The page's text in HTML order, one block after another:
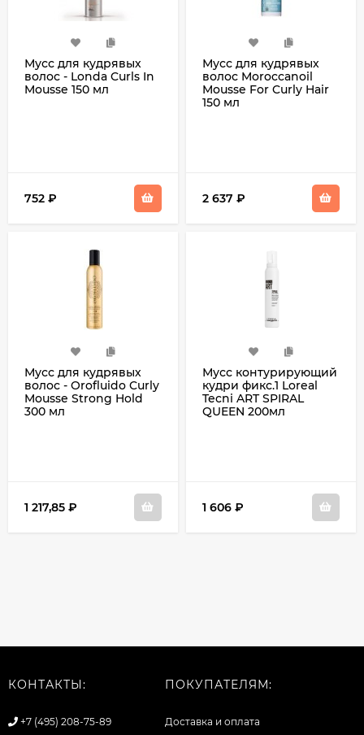
Мусс для кудрявых
волос - Londa Curls In
Mousse 150 мл
752 ₽
Мусс для кудрявых
волос Moroccanoil
Mousse For Curly Hair
150 мл
2 637 ₽
Мусс для кудрявых
волос - Orofluido Curly
Mousse Strong Hold
300 мл
1 217,85 ₽
Мусс контурирующий
кудри фикс.1 Loreal
Tecni ART SPIRAL
QUEEN 200мл
1 606 ₽
КОНТАКТЫ:
+7 (495) 208-75-89
ПОКУПАТЕЛЯМ:
Доставка и оплата